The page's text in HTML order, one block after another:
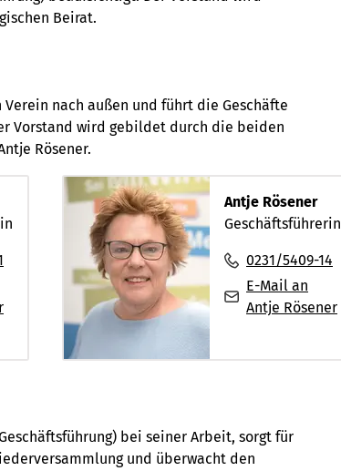
Beirat.
nach außen und führt die Geschäfte
Vorstand wird gebildet durch die beiden
Rösener.
Antje Rösener
Geschäftsführerin
0231/5409-14
E-Mail an
Antje Rösener
bei seiner Arbeit, sorgt für
und überwacht den